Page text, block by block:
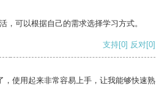
，可以根据自己的需求选择学习方式。
支持[0] 反对[0]
，使用起来非常容易上手，让我能够快速熟